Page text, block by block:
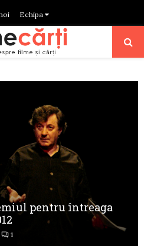
Echipa
pentru întreaga
1